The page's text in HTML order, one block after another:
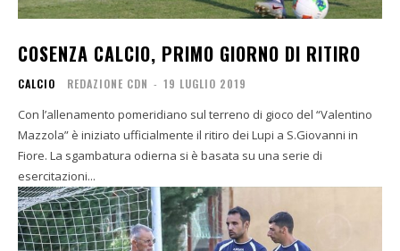
COSENZA CALCIO, PRIMO GIORNO DI RITIRO
CALCIO REDAZIONE CDN - 19 LUGLIO 2019
Con l’allenamento pomeridiano sul terreno di gioco del “Valentino
Mazzola” è iniziato ufficialmente il ritiro dei Lupi a S.Giovanni in
Fiore. La sgambatura odierna si è basata su una serie di
esercitazioni...